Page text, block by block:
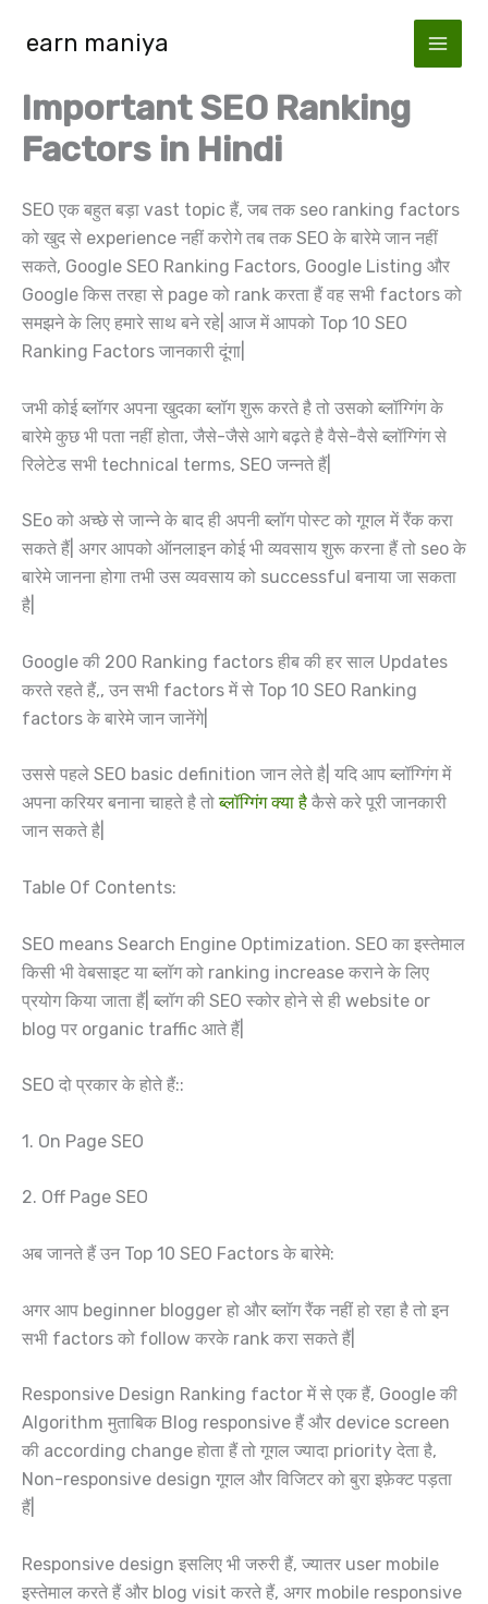
earn maniya
Important SEO Ranking
Factors in Hindi
SEO एक बहुत बड़ा vast topic हैं, जब तक seo ranking factors
को खुद से experience नहीं करोगे तब तक SEO के बारेमे जान नहीं
सकते, Google SEO Ranking Factors, Google Listing और
Google किस तरहा से page को rank करता हैं वह सभी factors को
समझने के लिए हमारे साथ बने रहे| आज में आपको Top 10 SEO
Ranking Factors जानकारी दूंगा|
जभी कोई ब्लॉगर अपना खुदका ब्लॉग शुरू करते है तो उसको ब्लॉग्गिंग के
बारेमे कुछ भी पता नहीं होता, जैसे-जैसे आगे बढ़ते है वैसे-वैसे ब्लॉग्गिंग से
रिलेटेड सभी technical terms, SEO जन्नते हैं|
SEo को अच्छे से जान्ने के बाद ही अपनी ब्लॉग पोस्ट को गूगल में रैंक करा
सकते हैं| अगर आपको ऑनलाइन कोई भी व्यवसाय शुरू करना हैं तो seo के
बारेमे जानना होगा तभी उस व्यवसाय को successful बनाया जा सकता
है|
Google की 200 Ranking factors हीब की हर साल Updates
करते रहते हैं,, उन सभी factors में से Top 10 SEO Ranking
factors के बारेमे जान जानेंगे|
उससे पहले SEO basic definition जान लेते है| यदि आप ब्लॉग्गिंग में
अपना करियर बनाना चाहते है तोब्लॉग्गिंग क्या है कैसे करे पूरी जानकारी
जान सकते है|
Table Of Contents:
SEO means Search Engine Optimization. SEO का इस्तेमाल
किसी भी वेबसाइट या ब्लॉग को ranking increase कराने के लिए
प्रयोग किया जाता हैं| ब्लॉग की SEO स्कोर होने से ही website or
blog पर organic traffic आते हैं|
SEO दो प्रकार के होते हैं::
1. On Page SEO
2. Off Page SEO
अब जानते हैं उन Top 10 SEO Factors के बारेमे:
अगर आप beginner blogger हो और ब्लॉग रैंक नहीं हो रहा है तो इन
सभी factors को follow करके rank करा सकते हैं|
Responsive Design Ranking factor में से एक हैं, Google की
Algorithm मुताबिक Blog responsive हैं और device screen
की according change होता हैं तो गूगल ज्यादा priority देता है,
Non-responsive design गूगल और विजिटर को बुरा इफ़ेक्ट पड़ता
हैं|
Responsive design इसलिए भी जरुरी हैं, ज्यातर user mobile
इस्तेमाल करते हैं और blog visit करते हैं, अगर mobile responsive